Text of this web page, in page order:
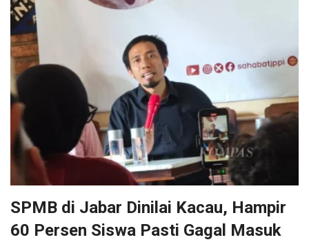
SPMB di Jabar Dinilai Kacau, Hampir
60 Persen Siswa Pasti Gagal Masuk